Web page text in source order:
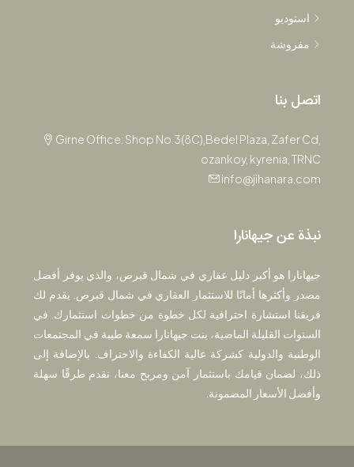
استوديو
مفروشة
اتصل بنا
Girne Office: Shop No.3(8C),Bedel Plaza, Zafer Cd,
ozankoy, kyrenia, TRNC
info@jihanara.com
نبذة عن جيهانارا
جيهانارا هو أكبر دليل عقاري في شمال قبرص، والذي يوفر أفضل
مصدر وأكثرها أمانًا للاستثمار العقاري في شمال قبرص. يقدم لك
فريقنا استشارة احترافية لكل خطوة من خطوات استثمارك. في
السنوات القليلة الماضية، بنت جيهانارا سمعة طيبة في المجتمعات
الوطنية والدولية كشركة عالية الكفاءة والاحتراف. بالإضافة إلى
ذلك، لضمان قيامك باستثمار آمن ومربح معنا، نقدم طرقًا سهلة
وأفضل الأسعار المضمونة.